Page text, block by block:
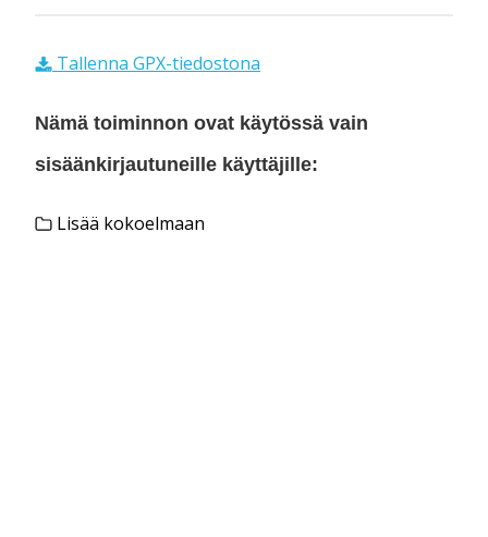
Tallenna GPX-tiedostona
Nämä toiminnon ovat käytössä vain
sisäänkirjautuneille käyttäjille:
Lisää kokoelmaan